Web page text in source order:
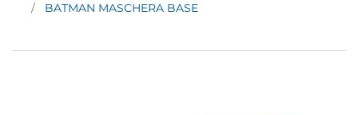
BATMAN MASCHERA BASE